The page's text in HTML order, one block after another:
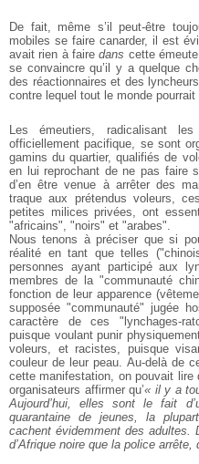
De fait, même s’il peut-être
mobiles se faire canarder, il est
avait rien à fairedans cette
se convaincre qu’il y a quelque
des réactionnaires et des
contre lequel tout le monde pourrait
Les émeutiers, radicalisant
officiellement pacifique, se sont
gamins du quartier, qualifiés de
en lui reprochant de ne pas faire
d’en être venue à arrêter des
traque aux prétendus voleurs,
petites milices privées, ont
"africains", "noirs" et "arabes".
Nous tenons à préciser que si
réalité en tant que telles
personnes ayant participé aux
membres de la "communauté
fonction de leur apparence
supposée "communauté" jugée
caractère de ces "lynchages-
puisque voulant punir
voleurs, et racistes, puisque
couleur de leur peau. Au-delà de
cette manifestation, on pouvait
organisateurs affirmer qu’« il y a
Aujourd’hui, elles sont le fait
quarantaine de jeunes, la
cachent évidemment des adultes.
d’Afrique noire que la police